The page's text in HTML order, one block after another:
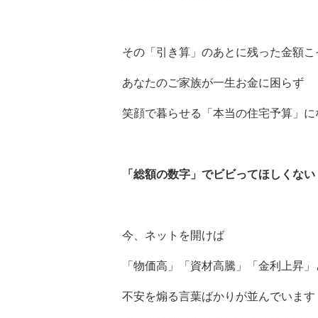
その「引き算」のあとに残った金額こ
あなたのご家族が一生お金に困らず
笑顔で暮らせる「本当の住宅予算」に
「総額の数字」でビビってほしくない
今、ネットを開けば
「物価高」「資材高騰」「金利上昇」
不安を煽る言葉ばかりが並んでいます